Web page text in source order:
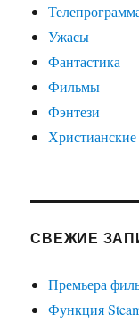
Ужасы
Фантастика
Фильмы
Фэнтези
СВЕЖИЕ
Премьера
Функция